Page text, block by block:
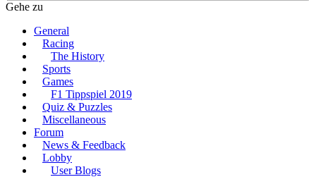
Gehe zu
General
Racing
The History
Sports
Games
F1 Tippspiel 2019
Quiz & Puzzles
Miscellaneous
Forum
News & Feedback
Lobby
User Blogs